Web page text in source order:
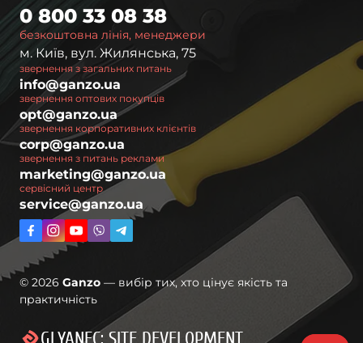
безкоштовна лінія, менеджери
0 800 33 08 38
м. Київ, вул. Жилянська, 75
звернення з загальних питань
info@ganzo.ua
звернення оптових покупців
opt@ganzo.ua
звернення корпоративних клієнтів
corp@ganzo.ua
звернення з питань реклами
marketing@ganzo.ua
сервісний центр
service@ganzo.ua
© 2026 Ganzo — вибір тих, хто цінує якість та
практичність